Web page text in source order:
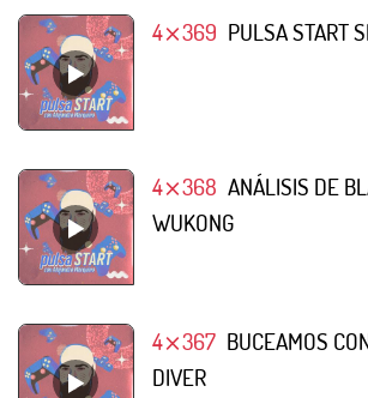
4⨯369 PULSA START
4⨯368 ANÁLISIS DE
WUKONG
4⨯367 BUCEAMOS
DIVER